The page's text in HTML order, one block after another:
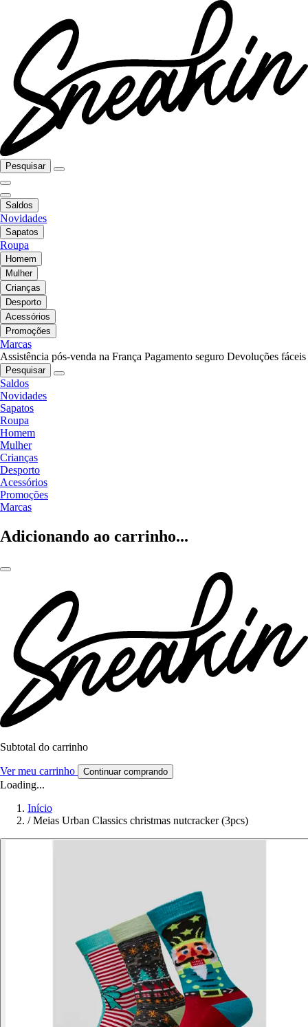
Pesquisar
Saldos
Novidades
Sapatos
Roupa
Homem
Mulher
Crianças
Desporto
Acessórios
Promoções
Marcas
Assistência pós-venda na França Pagamento seguro Devoluções fáceis
Pesquisar
Saldos
Novidades
Sapatos
Roupa
Homem
Mulher
Crianças
Desporto
Acessórios
Promoções
Marcas
Adicionando ao carrinho...
Subtotal do carrinho
Ver meu carrinho Continuar comprando
Loading...
Início
/ Meias Urban Classics christmas nutcracker (3pcs)